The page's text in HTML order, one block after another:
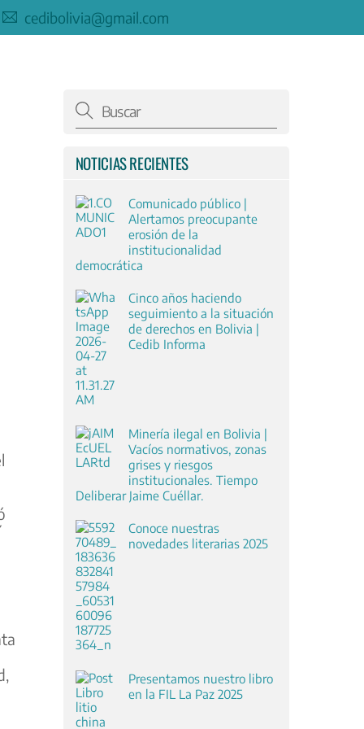
cedibolivia@gmail.com
NOTICIAS RECIENTES
Comunicado público |
Alertamos preocupante
erosión de la
institucionalidad
democrática
Cinco años haciendo
seguimiento a la situación
de derechos en Bolivia |
Cedib Informa
Minería ilegal en Bolivia |
Vacíos normativos, zonas
grises y riesgos
institucionales. Tiempo
Deliberar Jaime Cuéllar.
Conoce nuestras
novedades literarias 2025
Presentamos nuestro libro
en la FIL La Paz 2025